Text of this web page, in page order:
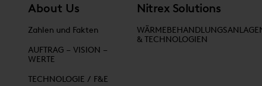
About Us
Zahlen und Fakten
AUFTRAG – VISION –
WERTE
TECHNOLOGIE / F&E
Nitrex Solutions
& TECHNOLOGIEN